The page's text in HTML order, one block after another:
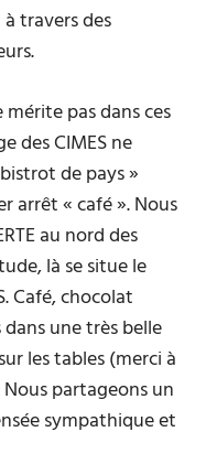
travers des
mérite pas dans ces
des CIMES ne
de pays »
arrêt « café ». Nous
au nord des
là se situe le
Café, chocolat
une très belle
les tables (merci à
partageons un
sympathique et